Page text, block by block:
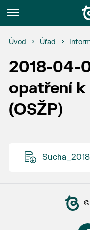
Menu
Úvod Úřad
2018-04-
opatření
(OSŽP)
©